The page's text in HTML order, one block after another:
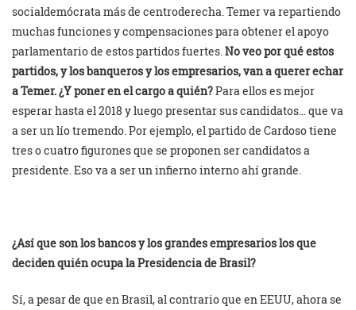
socialdemócrata más de centroderecha. Temer va repartiendo
muchas funciones y compensaciones para obtener el apoyo
parlamentario de estos partidos fuertes. No veo por qué estos
partidos, y los banqueros y los empresarios, van a querer echar
a Temer. ¿Y poner en el cargo a quién?Para ellos es mejor
esperar hasta el 2018 y luego presentar sus candidatos… que va
a ser un lío tremendo. Por ejemplo, el partido de Cardoso tiene
tres o cuatro figurones que se proponen ser candidatos a
presidente. Eso va a ser un infierno interno ahí grande.
¿Así que son los bancos y los grandes empresarios los que
deciden quién ocupa la Presidencia de Brasil?
Sí, a pesar de que en Brasil, al contrario que en EEUU, ahora se